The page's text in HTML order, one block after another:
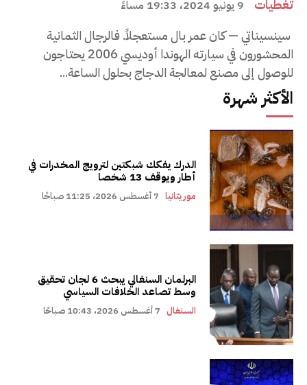
تغطيات 9 يونيو 2024، 19:33 مساءً
سينسيناتي — كان عمر بال مستعجلاً. فالرجال الثمانية
المحشورون في سيارته الهوندا أوديسي 2006 يحتاجون
للوصول إلى مصنع لمعالجة الدجاج بحلول الساعة...
الأكثر شهرة
الدرك يفكك شبكتين لترويج المخدرات في
أطار ويوقف 13 شخصا
موريتانيا 7 أغسطس 2026، 11:25 صباحًا
البرلمان السنغالي يبحث 6 لجان تحقيق
وسط تصاعد الخلافات السياسي
السنغال 7 أغسطس 2026، 10:43 صباحًا